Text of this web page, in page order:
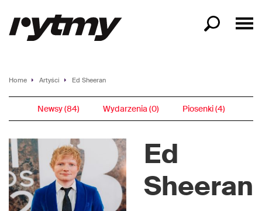
Home Artyści Ed Sheeran
Newsy (84) Wydarzenia (0) Piosenki (4)
Ed
Sheeran